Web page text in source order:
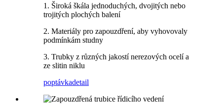
1. Široká škála jednoduchých, dvojitých nebo
trojitých plochých balení
2. Materiály pro zapouzdření, aby vyhovovaly
podmínkám studny
3. Trubky z různých jakostí nerezových ocelí a
ze slitin niklu
poptávkadetail